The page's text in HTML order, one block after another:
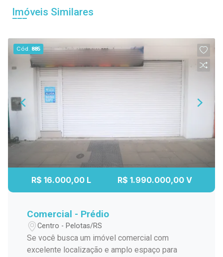
Imóveis Similares
Cód. 885
R$ 16.000,00 L R$ 1.990.000,00 V
Comercial - Prédio
Centro - Pelotas/RS
Se você busca um imóvel comercial com
excelente localização e amplo espaço para